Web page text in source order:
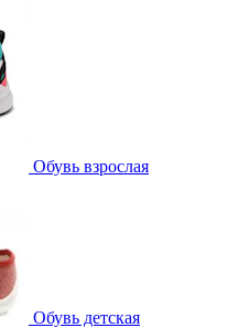
Обувь взрослая
Обувь детская